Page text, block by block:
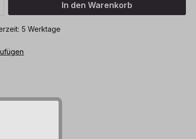
Gib den gewünschten Wert
In den Warenkorb
5 Werktage